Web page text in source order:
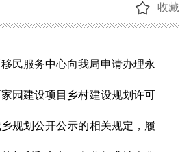
收藏
民服务中心向我局申请办理永
园建设项目乡村建设规划许可
规划公开公示的相关规定，履